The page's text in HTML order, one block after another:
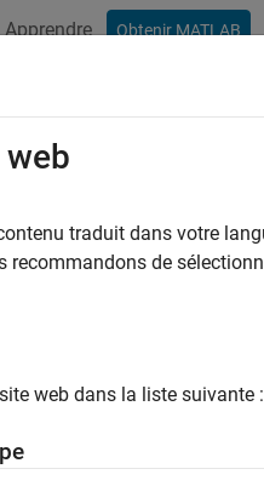
Apprendre Obtenir MATLAB
traduit dans votre
recommandons de
web dans la liste suivante :